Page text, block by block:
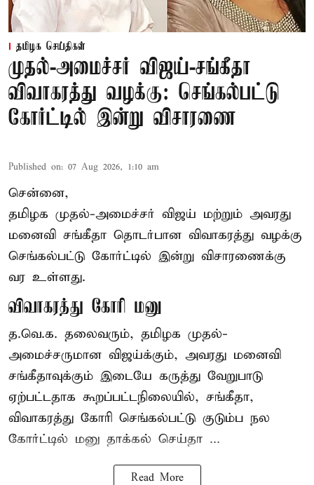
தமிழக செய்திகள்
முதல்-அமைச்சர் விஜய்-சங்கீதா
விவாகரத்து வழக்கு: செங்கல்பட்டு
கோர்ட்டில் இன்று விசாரணை
Published on: 07 Aug 2026, 1:10 am
சென்னை,
தமிழக முதல்-அமைச்சர் விஜய் மற்றும் அவரது
மனைவி சங்கீதா தொடர்பான விவாகரத்து வழக்கு
செங்கல்பட்டு கோர்ட்டில் இன்று விசாரணைக்கு
வர உள்ளது.
விவாகரத்து கோரி மனு
த.வெ.க. தலைவரும், தமிழக முதல்-
அமைச்சருமான விஜய்க்கும், அவரது மனைவி
சங்கீதாவுக்கும் இடையே கருத்து வேறுபாடு
ஏற்பட்டதாக கூறப்பட்டநிலையில், சங்கீதா,
விவாகரத்து கோரி செங்கல்பட்டு குடும்ப நல
கோர்ட்டில் மனு தாக்கல் செய்தா ...
Read More